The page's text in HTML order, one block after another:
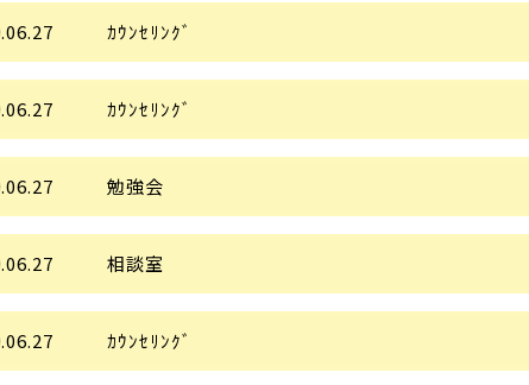
ｶｳﾝｾﾘﾝｸﾞ
ｶｳﾝｾﾘﾝｸﾞ
勉強会
相談室
ｶｳﾝｾﾘﾝｸﾞ